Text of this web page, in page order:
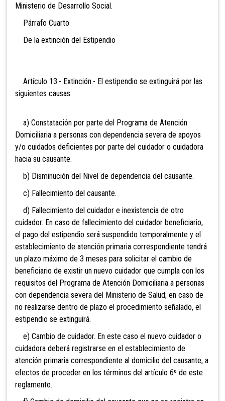
Ministerio de Desarrollo Social.
Párrafo Cuarto
De la extinción del Estipendio
Artículo 13.- Extinción.- El estipendio se extinguirá por las
siguientes causas:
a) Constatación por parte del Programa de Atención
Domiciliaria a personas con dependencia severa de apoyos
y/o cuidados deficientes por parte del cuidador o cuidadora
hacia su causante.
b) Disminución del Nivel de dependencia del causante.
c) Fallecimiento del causante.
d) Fallecimiento del cuidador e inexistencia de otro
cuidador. En caso de fallecimiento del cuidador beneficiario,
el pago del estipendio será suspendido temporalmente y el
establecimiento de atención primaria correspondiente tendrá
un plazo máximo de 3 meses para solicitar el cambio de
beneficiario de existir un nuevo cuidador que cumpla con los
requisitos del Programa de Atención Domiciliaria a personas
con dependencia severa del Ministerio de Salud; en caso de
no realizarse dentro de plazo el procedimiento señalado, el
estipendio se extinguirá.
e) Cambio de cuidador. En este caso el nuevo cuidador o
cuidadora deberá registrarse en el establecimiento de
atención primaria correspondiente al domicilio del causante, a
efectos de proceder en los términos del artículo 6º de este
reglamento.